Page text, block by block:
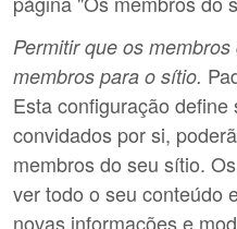
Permitir que os
membros para o sítio.
Esta configuração
convidados por si,
membros do seu sítio.
ver todo o seu conteúdo
novas informações e